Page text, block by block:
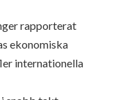
rapporterat
ekonomiska
internationella